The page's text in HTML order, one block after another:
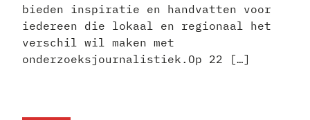
bieden inspiratie en handvatten voor
iedereen die lokaal en regionaal het
verschil wil maken met
onderzoeksjournalistiek.Op 22 […]